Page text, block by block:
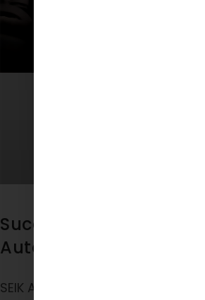
Success Story SEIK
Automobil Recycling
SEIK Automobil Recycling, kommt